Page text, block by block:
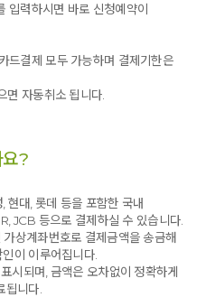
입력하시면 바로 신청예약이
드결제 모두 가능하며 결제기한은
면 자동취소 됩니다.
?
현대, 롯데 등을 포함한 국내
JCB 등으로 결제하실 수 있습니다.
상계좌번호로 결제금액을 송금해
이 이루어집니다.
시되며, 금액은 오차없이 정확하게
됩니다.